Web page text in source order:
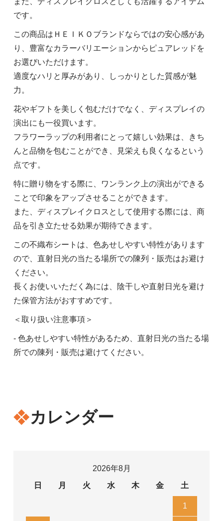
です。
この商品はＨＥＩＫＯブランドならではの安心感があ
り、豊富なカラーバリエーションからピュアレッドを
お選びいただけます。
適度なハリと厚みがあり、しっかりとした質感が魅
力。
花やギフトを美しく包むだけでなく、ディスプレイの
演出にも一役買います。
フラワーラップの利用者にとって嬉しい効果は、きち
んと品物を包むことができ、見栄えも良くなるという
点です。
特に贈り物をする際に、ワンランク上の演出ができる
ことで印象をアップさせることができます。
また、ディスプレイクロスとして使用する際には、商
品を引き立たせる効果が期待できます。
この不織布シートは、色あせしやすい特性があります
ので、直射日光の当たる場所での陳列・販売はお避け
ください。
長くお使いいただく為には、陰干しや直射日光を避け
た保管方法がおすすめです。
＜取り扱い注意事項＞
- 色あせしやすい特性があるため、直射日光の当たる場
所での陳列・販売は避けてください。
カレンダー
2026年8月
日
月 火 水 木 金 土
1